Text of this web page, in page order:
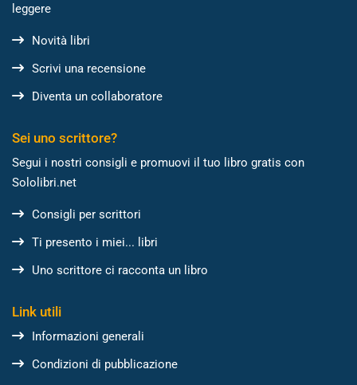
leggere
Novità libri
Scrivi una recensione
Diventa un collaboratore
Sei uno scrittore?
Segui i nostri consigli e promuovi il tuo libro gratis con
Sololibri.net
Consigli per scrittori
Ti presento i miei... libri
Uno scrittore ci racconta un libro
Link utili
Informazioni generali
Condizioni di pubblicazione